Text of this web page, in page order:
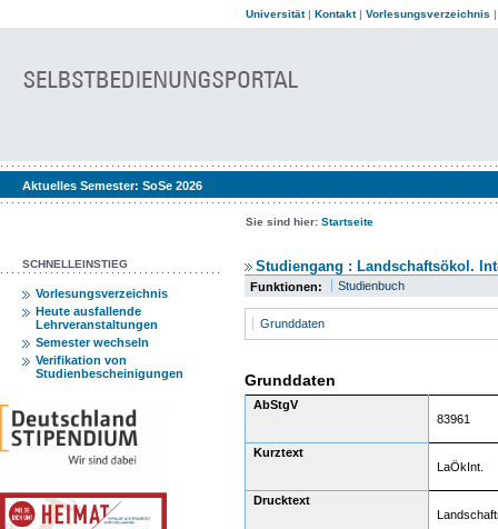
Universität| Kontakt| Vorlesungsverzeichnis
Aktuelles Semester: SoSe 2026
Sie sind hier: Startseite
SCHNELLEINSTIEG
Vorlesungsverzeichnis
Heute ausfallende
Lehrveranstaltungen
Semester wechseln
Verifikation von
Studienbescheinigungen
Studiengang : Landschaftsökol.
Funktionen: Studienbuch
Grunddaten
Grunddaten
AbStgV
83961
Kurztext
LaÖkInt.
Drucktext